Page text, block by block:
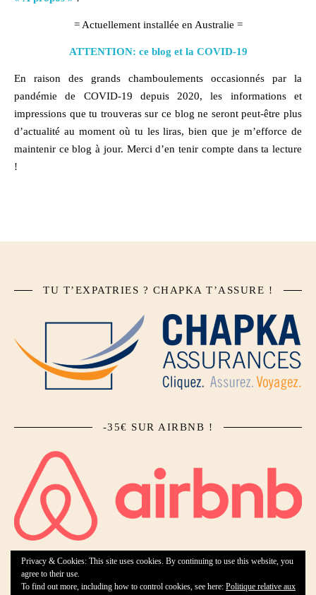
= Actuellement installée en Australie =
ATTENTION: ce blog et la COVID-19
En raison des grands chamboulements occasionnés par la
pandémie de COVID-19 depuis 2020, les informations et
impressions que tu trouveras sur ce blog ne seront peut-être plus
d’actualité au moment où tu les liras, bien que je m’efforce de
maintenir ce blog à jour. Merci d’en tenir compte dans ta lecture
!
TU T’EXPATRIES ? CHAPKA T’ASSURE !
-35€ SUR AIRBNB !
Privacy & Cookies: This site uses cookies. By continuing to use this website, you
agree to their use.
To find out more, including how to control cookies, see here: Politique relative aux